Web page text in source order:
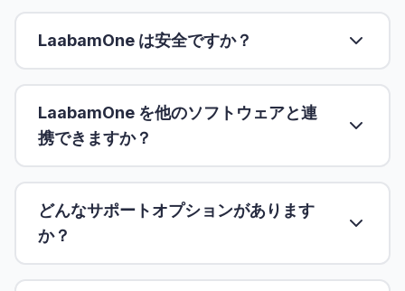
LaabamOne は安全ですか？
LaabamOne を他のソフトウェアと連
携できますか？
どんなサポートオプションがあります
か？